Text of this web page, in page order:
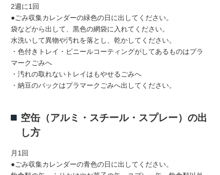
2週に1回
●ごみ収集カレンダーの緑色の日に出してください。
袋などから出して、黒色の網袋に入れてください。
水洗いして異物や汚れを落とし、乾かしてください。
・色付きトレイ・ビニールコーティングがしてあるものはプラ
マークごみへ
・汚れの取れないトレイはもやせるごみへ
・納豆のパックはプラマークごみへ出してください。
空缶（アルミ・スチール・スプレー）の出
し方
月1回
●ごみ収集カレンダーの青色の日に出してください。